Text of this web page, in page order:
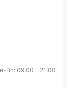
Вс: 09:00 - 21:00